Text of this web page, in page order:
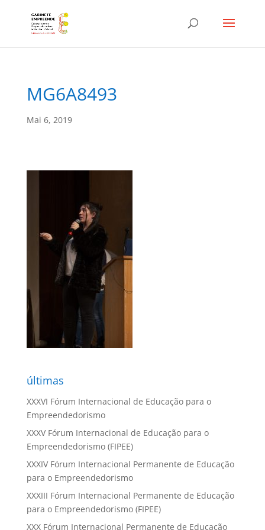
MG6A8493
Mai 6, 2019
últimas
XXXVI Fórum Internacional de Educação para o
Empreendedorismo
XXXV Fórum Internacional de Educação para o
Empreendedorismo (FIPEE)
XXXIV Fórum Internacional Permanente de Educação
para o Empreendedorismo
XXXIII Fórum Internacional Permanente de Educação
para o Empreendedorismo (FIPEE)
XXX Fórum Internacional Permanente de Educação